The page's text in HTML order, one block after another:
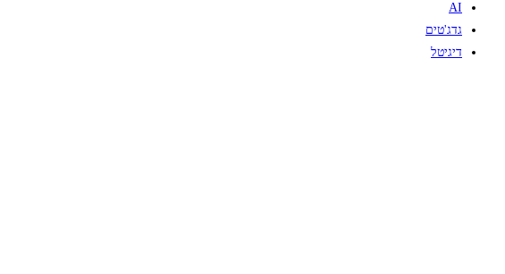
AI
גדג'טים
דיגיטל